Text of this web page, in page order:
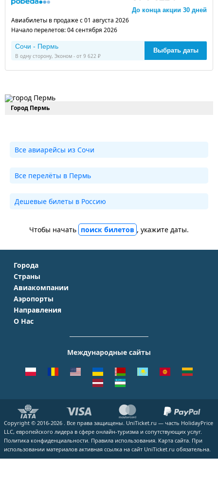
До конца акции 30 дней
Авиабилеты в продаже с 01 августа 2026
Начало перелетов: 04 сентября 2026
Сочи - Пермь
В одну сторону, Эконом - от 9 622 ₽
Выбрать даты
Город Пермь
Все авиарейсы из Сочи
Все перелёты в Пермь
Дешевые билеты в Россию
Чтобы начать поиск билетов , укажите даты.
Города
Москва
Санкт-Петербург
Симферополь
Краснодар
Казань
Страны
Крым
Турция
Таиланд
Чехия
Авиакомпании
Аэрофлот
S7 Airlines
Emirates
ВСЕ АВИАКОМПАНИИ
Аэропорты
Домодедово
Шереметьево
Кольцово
Курумоч
ВСЕ АЭРОПОРТЫ
Направления
Москва - Сочи
Москва - Симферополь
Москва - Ереван
Москва - Калининград
Москва - Екатеринбург
Москва - Махачкала
ВСЕ НАПРАВЛЕНИЯ
О Нас
Помощь
Вакансии
Блог
Как купить билет
Международные сайты
Copyright © 2016-2026 . Все права защищены. UniTicket.ru — часть HolidayPrice
LLC, европейского лидера в сфере онлайн-туризма и сопутствующих услуг.
Политика конфиденциальности. Правила использования. Карта сайта. При
использовании материалов активная ссылка на сайт UniTicket.ru обязательна.